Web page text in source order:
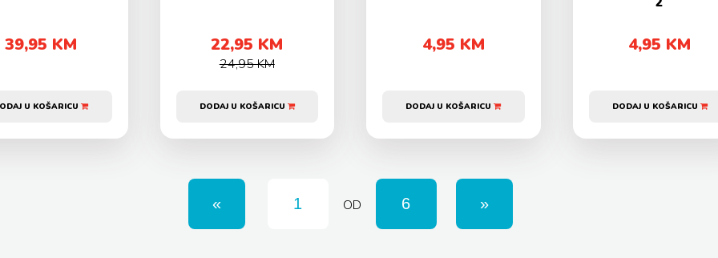
39,95 KM
U KOŠARICU
22,95 KM
24,95 KM
DODAJ U KOŠARICU
4,95 KM
DODAJ U KOŠARICU
4,95 KM
DODAJ U KOŠARICU
OD